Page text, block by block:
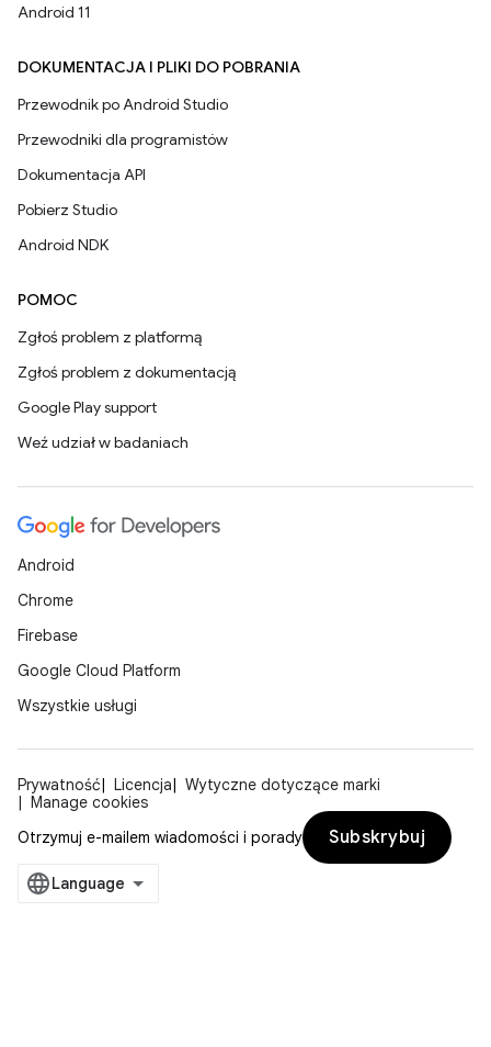
Android 11
DOKUMENTACJA I PLIKI DO POBRANIA
Przewodnik po Android Studio
Przewodniki dla programistów
Dokumentacja API
Pobierz Studio
Android NDK
POMOC
Zgłoś problem z platformą
Zgłoś problem z dokumentacją
Google Play support
Weź udział w badaniach
Android
Chrome
Firebase
Google Cloud Platform
Wszystkie usługi
Prywatność Licencja
Wytyczne dotyczące marki
Manage cookies
Otrzymuj e-mailem wiadomości i porady
Subskrybuj